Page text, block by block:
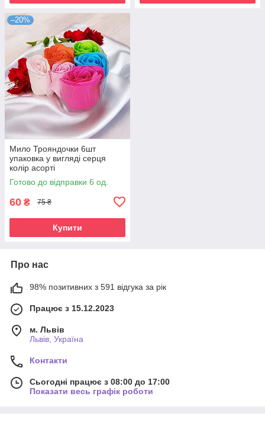
–20%
Мило Трояндочки 6шт
упаковка у вигляді серця
колір асорті
Готово до відправки 6 од.
60 ₴ 75 ₴
Купити
Про нас
98% позитивних з 591 відгука за рік
Працює з 15.12.2023
м. Львів
Львів, Україна
Контакти
Сьогодні працює з 08:00 до 17:00
Показати весь графік роботи